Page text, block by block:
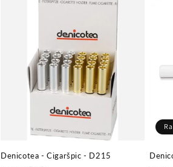
Denicotea - Cigaršpic - D215